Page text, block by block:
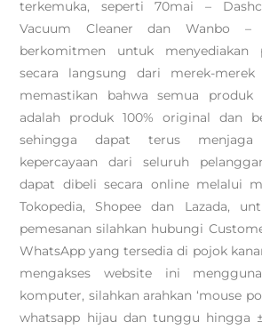
terkemuka, seperti 70mai –
Vacuum Cleaner dan Wanbo –
berkomitmen untuk menyediakan
secara langsung dari merek-
memastikan bahwa semua
adalah produk 100% original dan
sehingga dapat terus menjaga
kepercayaan dari seluruh
dapat dibeli secara online melalui
Tokopedia, Shopee dan Lazada,
pemesanan silahkan hubungi
WhatsApp yang tersedia di pojok
mengakses website ini
komputer, silahkan arahkan ‘mouse
whatsapp hijau dan tunggu hingga